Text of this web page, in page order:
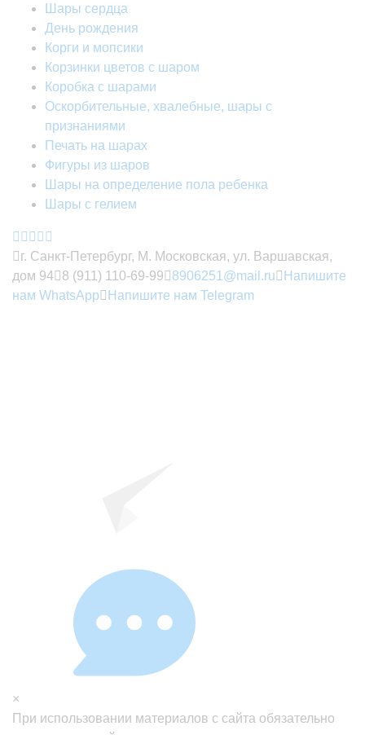
Шары сердца
День рождения
Корги и мопсики
Корзинки цветов с шаром
Коробка с шарами
Оскорбительные, хвалебные, шары с
признаниями
Печать на шарах
Фигуры из шаров
Шары на определение пола ребенка
Шары с гелием
г. Санкт-Петербург, М. Московская, ул. Варшавская,
дом 94
8 (911) 110-69-99 8906251@mail.ru
Напишите
нам WhatsApp
Напишите нам Telegram
×
При использовании материалов с сайта обязательно